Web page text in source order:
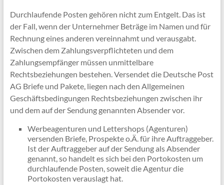
Durchlaufende Posten gehören nicht zum Entgelt. Das ist
der Fall, wenn der Unternehmer Beträge im Namen und für
Rechnung eines anderen vereinnahmt und verausgabt.
Zwischen dem Zahlungsverpflichteten und dem
Zahlungsempfänger müssen unmittelbare
Rechtsbeziehungen bestehen. Versendet die Deutsche Post
AG Briefe und Pakete, liegen nach den Allgemeinen
Geschäftsbedingungen Rechtsbeziehungen zwischen ihr
und dem auf der Sendung genannten Absender vor.
Werbeagenturen und Lettershops (Agenturen)
versenden Briefe, Prospekte o.Ä. für ihre Auftraggeber.
Ist der Auftraggeber auf der Sendung als Absender
genannt, so handelt es sich bei den Portokosten um
durchlaufende Posten, soweit die Agentur die
Portokosten verauslagt hat.